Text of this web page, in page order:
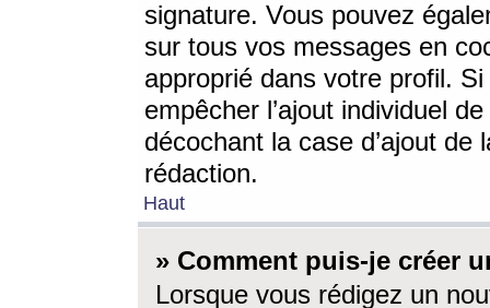
signature. Vous pouvez
sur tous vos messages en
approprié dans votre profil.
empêcher l’ajout individuel
décochant la case d’ajout
rédaction.
Haut
» Comment puis-je créer
Lorsque vous rédigez un